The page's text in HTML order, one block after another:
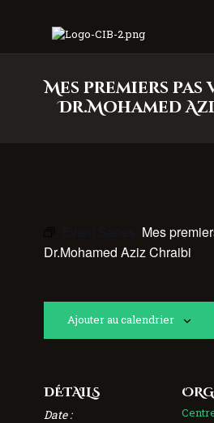
Mes premiers
Dr.Mohamed
Centre
Event Series: Mes
Dr.Mohamed Aziz Chraibi
Ajouter au calendrier
DÉTAILS
Date :